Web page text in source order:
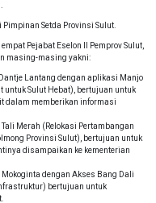
Setda Provinsi Sulut.
Pejabat Eselon II Pemprov Sulut,
masing-masing yakni:
Lantang dengan aplikasi Manjo
untuk Sulut Hebat), bertujuan untuk
dalam memberikan informasi
Merah (Relokasi Pertambangan
Provinsi Sulut), bertujuan untuk
disampaikan ke kementerian
dengan Akses Bang Dali
bertujuan untuk